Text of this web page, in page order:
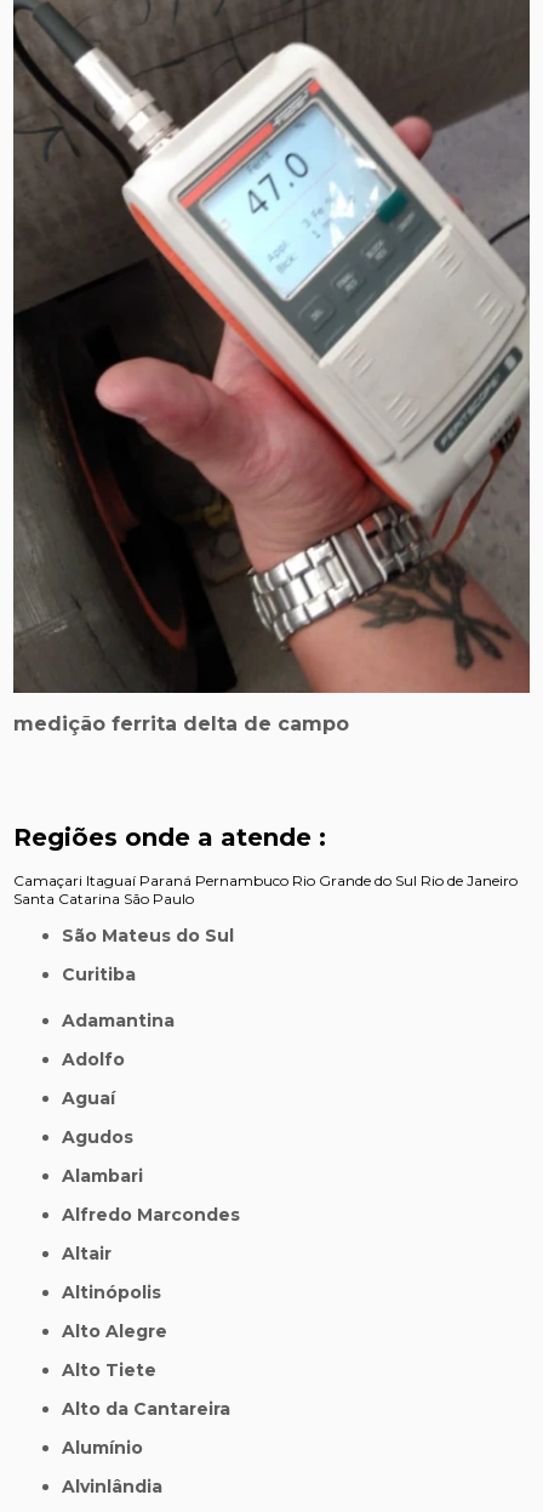
medição ferrita delta de campo
Regiões onde a atende :
Camaçari Itaguaí Paraná Pernambuco Rio Grande do Sul Rio de Janeiro
Santa Catarina São Paulo
São Mateus do Sul
Curitiba
Adamantina
Adolfo
Aguaí
Agudos
Alambari
Alfredo Marcondes
Altair
Altinópolis
Alto Alegre
Alto Tiete
Alto da Cantareira
Alumínio
Alvinlândia